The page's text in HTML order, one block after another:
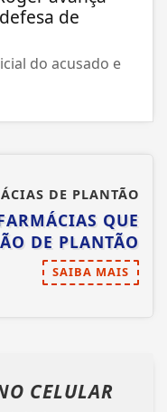
de
do acusado e
DE PLANTÃO
QUE
DE PLANTÃO
SAIBA MAIS
CELULAR